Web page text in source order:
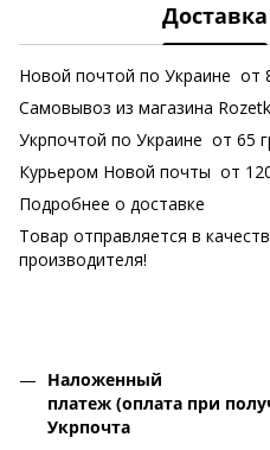
Доставка
Новой почтой по Украине от
Самовывоз из магазина
Укрпочтой по Украине от 65
Курьером Новой почты от
Подробнее о доставке
Товар отправляется в
производителя!
Наложенный
платеж (оплата при
Укрпочта